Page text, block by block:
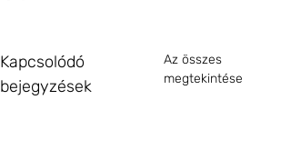
Kapcsolódó
bejegyzések
Az összes
megtekintése